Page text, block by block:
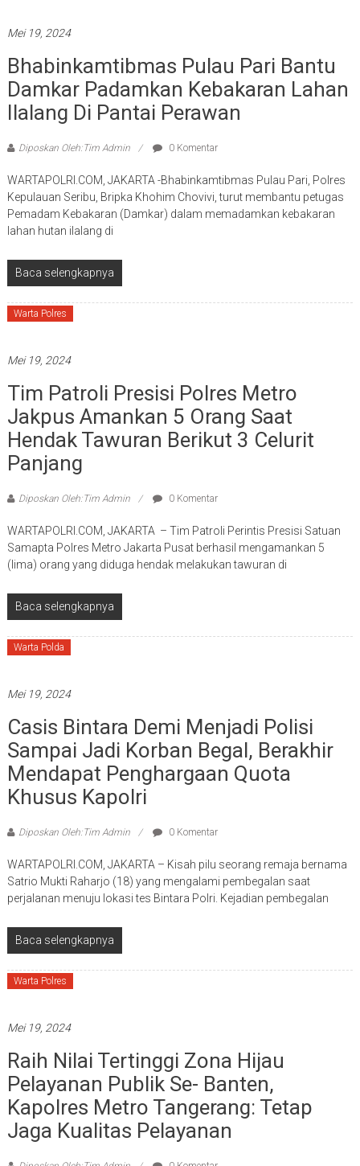
Mei 19, 2024
Bhabinkamtibmas Pulau Pari Bantu
Damkar Padamkan Kebakaran Lahan
Ilalang Di Pantai Perawan
Diposkan Oleh:Tim Admin 0 Komentar
WARTAPOLRI.COM, JAKARTA -Bhabinkamtibmas Pulau Pari, Polres
Kepulauan Seribu, Bripka Khohim Chovivi, turut membantu petugas
Pemadam Kebakaran (Damkar) dalam memadamkan kebakaran
lahan hutan ilalang di
Baca selengkapnya
Warta Polres
Mei 19, 2024
Tim Patroli Presisi Polres Metro
Jakpus Amankan 5 Orang Saat
Hendak Tawuran Berikut 3 Celurit
Panjang
Diposkan Oleh:Tim Admin 0 Komentar
WARTAPOLRI.COM, JAKARTA – Tim Patroli Perintis Presisi Satuan
Samapta Polres Metro Jakarta Pusat berhasil mengamankan 5
(lima) orang yang diduga hendak melakukan tawuran di
Baca selengkapnya
Warta Polda
Mei 19, 2024
Casis Bintara Demi Menjadi Polisi
Sampai Jadi Korban Begal, Berakhir
Mendapat Penghargaan Quota
Khusus Kapolri
Diposkan Oleh:Tim Admin 0 Komentar
WARTAPOLRI.COM, JAKARTA – Kisah pilu seorang remaja bernama
Satrio Mukti Raharjo (18) yang mengalami pembegalan saat
perjalanan menuju lokasi tes Bintara Polri. Kejadian pembegalan
Baca selengkapnya
Warta Polres
Mei 19, 2024
Raih Nilai Tertinggi Zona Hijau
Pelayanan Publik Se- Banten,
Kapolres Metro Tangerang: Tetap
Jaga Kualitas Pelayanan